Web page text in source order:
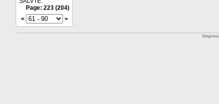
Page: 223 (204)
<
>